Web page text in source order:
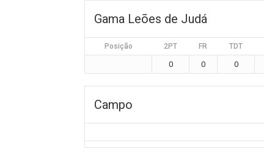
Gama Leões de Judá
Posição 2PT FR TDT
0 0 0
Campo